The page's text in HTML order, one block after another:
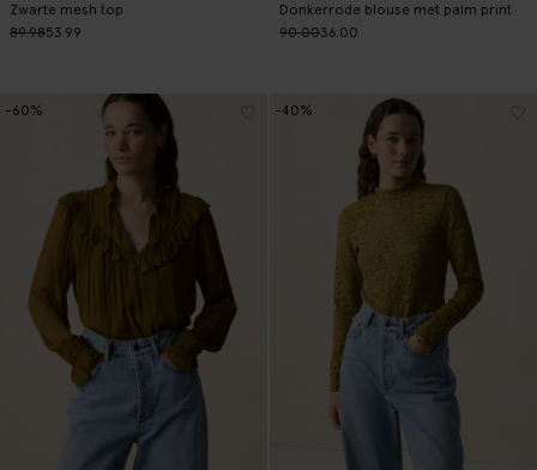
Zwarte mesh top
89.9853.99
Donkerrode blouse met palm print
90.0036.00
-60% -40%